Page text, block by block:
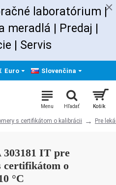
laboratórium |
meradlá | Predaj
|
Servis
Euro Slovenčina
s certifikátom o kalibrácii Pre
303181 IT pre
o
°C